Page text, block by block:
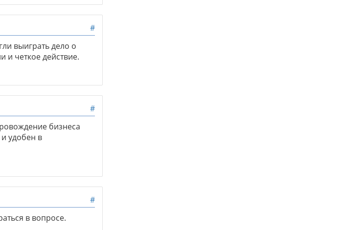
#
выиграть дело о
четкое действие.
#
бизнеса
удобен в
#
в вопросе.